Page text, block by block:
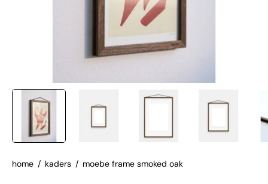
home / kaders / moebe frame smoked oak